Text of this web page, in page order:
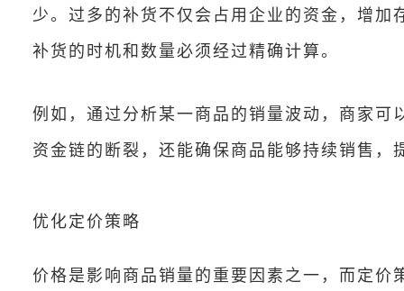
少。过多的补货不仅会占用企业的资金，增
补货的时机和数量必须经过精确计算。
例如，通过分析某一商品的销量波动，商家
资金链的断裂，还能确保商品能够持续销售，
优化定价策略
价格是影响商品销量的重要因素之一，而定